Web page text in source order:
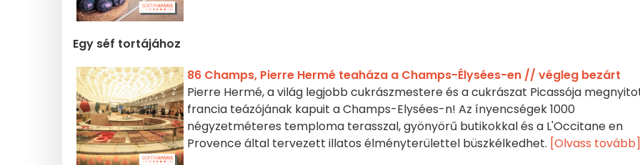
Egy séf tortájához
86 Champs, Pierre Hermé teaháza a Champs-Élysées-en // végleg bezárt
Pierre Hermé, a világ legjobb cukrászmestere és a cukrászat Picassója
francia teázójának kapuit a Champs-Elysées-n! Az ínyencségek 1000
négyzetméteres temploma terasszal, gyönyörű butikokkal és a L'Occitane en
Provence által tervezett illatos élményterülettel büszkélkedhet. [Olvass tovább]